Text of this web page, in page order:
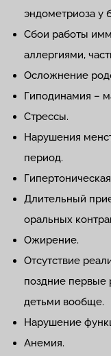
эндометриоза у
Сбои работы
аллергиями,
Осложнение
Гиподинамия –
Стрессы.
Нарушения
период.
Длительный
оральных
Ожирение.
Отсутствие
поздние первые
детьми вообще.
Нарушение
Анемия.